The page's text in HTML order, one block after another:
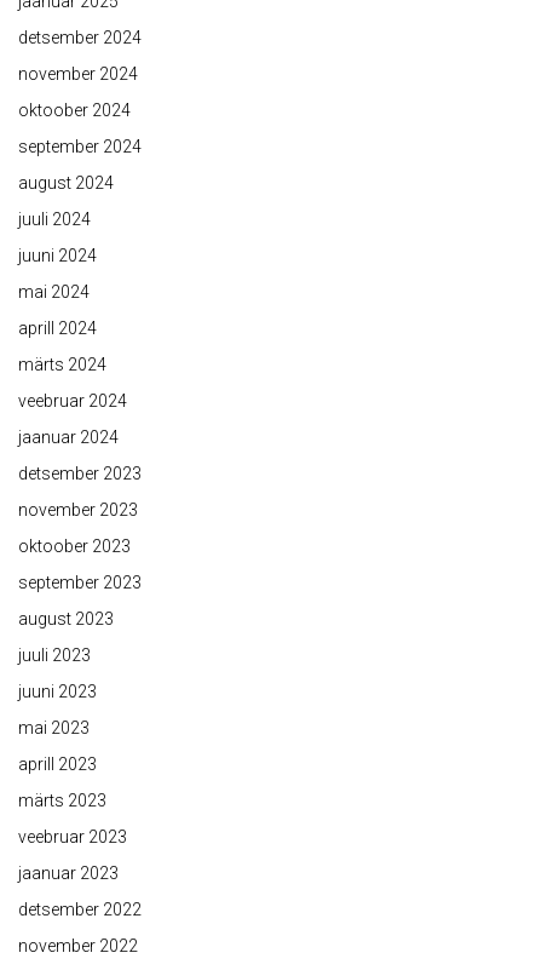
detsember 2024
november 2024
oktoober 2024
september 2024
august 2024
juuli 2024
juuni 2024
mai 2024
aprill 2024
märts 2024
veebruar 2024
jaanuar 2024
detsember 2023
november 2023
oktoober 2023
september 2023
august 2023
juuli 2023
juuni 2023
mai 2023
aprill 2023
märts 2023
veebruar 2023
jaanuar 2023
detsember 2022
november 2022